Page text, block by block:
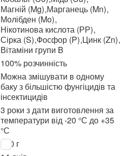
Магній (Mg),Марганець (Mn),
Молібден (Mo),
Нікотинова кислота (РР),
Сірка (S),Фосфор (P),Цинк (Zn),
Вітаміни групи B
100% розчинність
Можна змішувати в одному
баку з більшістю фунгіцидів та
інсектицидів
3 роки з дати виготовлення за
температури від -20 °С до +35
°С
250 г